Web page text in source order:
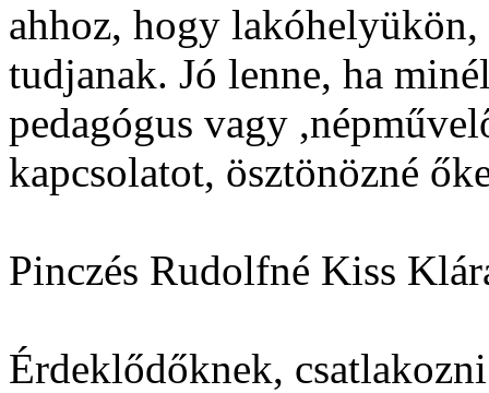
ahhoz, hogy
tudjanak. Jó lenne, ha
pedagógus vagy
kapcsolatot, ösztönözné
Pinczés Rudolfné Kiss
Érdeklődőknek,